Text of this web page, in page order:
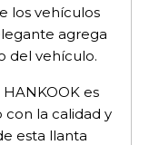
los vehículos
agrega
del vehículo.
es
la calidad y
esta llanta